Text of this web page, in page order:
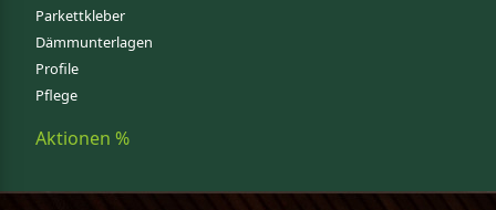
Parkettkleber
Dämmunterlagen
Profile
Pflege
Aktionen %